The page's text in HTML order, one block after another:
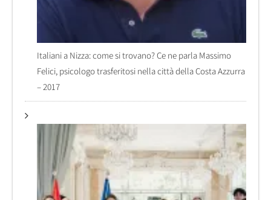
Italiani a Nizza: come si trovano? Ce ne parla Massimo
Felici, psicologo trasferitosi nella città della Costa Azzurra
– 2017